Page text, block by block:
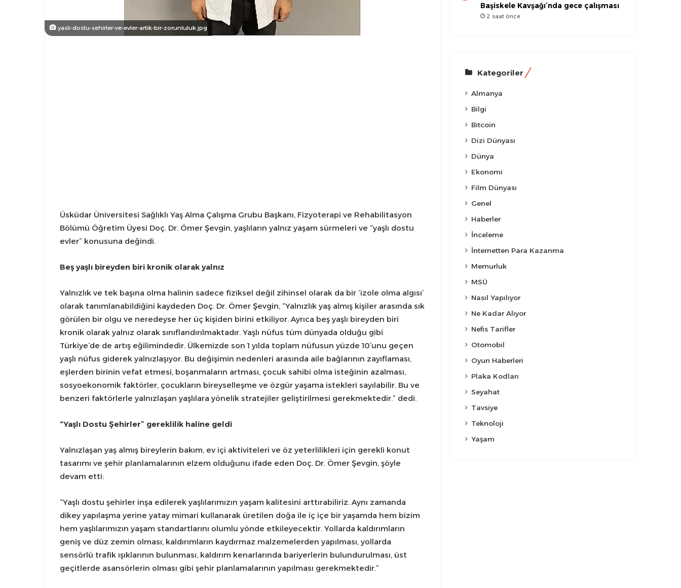
yasli-dostu-sehirler-ve-evler-artik-bir-zorunluluk.jpg
Üsküdar Üniversitesi Sağlıklı Yaş Alma Çalışma Grubu Başkanı, Fizyoterapi ve Rehabilitasyon
Bölümü Öğretim Üyesi Doç. Dr. Ömer Şevgin, yaşlıların yalnız yaşam sürmeleri ve “yaşlı dostu
evler” konusuna değindi.
Beş yaşlı bireyden biri kronik olarak yalnız
Yalnızlık ve tek başına olma halinin sadece fiziksel değil zihinsel olarak da bir ‘izole olma algısı’
olarak tanımlanabildiğini kaydeden Doç. Dr. Ömer Şevgin, “Yalnızlık yaş almış kişiler arasında sık
görülen bir olgu ve neredeyse her üç kişiden birini etkiliyor. Ayrıca beş yaşlı bireyden biri
kronik olarak yalnız olarak sınıflandırılmaktadır. Yaşlı nüfus tüm dünyada olduğu gibi
Türkiye’de de artış eğilimindedir. Ülkemizde son 1 yılda toplam nüfusun yüzde 10’unu geçen
yaşlı nüfus giderek yalnızlaşıyor. Bu değişimin nedenleri arasında aile bağlarının zayıflaması,
eşlerden birinin vefat etmesi, boşanmaların artması, çocuk sahibi olma isteğinin azalması,
sosyoekonomik faktörler, çocukların bireyselleşme ve özgür yaşama istekleri sayılabilir. Bu ve
benzeri faktörlerle yalnızlaşan yaşlılara yönelik stratejiler geliştirilmesi gerekmektedir.” dedi.
“Yaşlı Dostu Şehirler” gereklilik haline geldi
Yalnızlaşan yaş almış bireylerin bakım, ev içi aktiviteleri ve öz yeterlilikleri için gerekli konut
tasarımı ve şehir planlamalarının elzem olduğunu ifade eden Doç. Dr. Ömer Şevgin, şöyle
devam etti:
“Yaşlı dostu şehirler inşa edilerek yaşlılarımızın yaşam kalitesini arttırabiliriz. Aynı zamanda
dikey yapılaşma yerine yatay mimari kullanarak üretilen doğa ile iç içe bir yaşamda hem bizim
hem yaşlılarımızın yaşam standartlarını olumlu yönde etkileyecektir. Yollarda kaldırımların
geniş ve düz zemin olması, kaldırımların kaydırmaz malzemelerden yapılması, yollarda
sensörlü trafik ışıklarının bulunması, kaldırım kenarlarında bariyerlerin bulundurulması, üst
geçitlerde asansörlerin olması gibi şehir planlamalarının yapılması gerekmektedir.”
Başiskele Kavşağı’nda gece çalışması
2 saat önce
Kategoriler
Almanya
Bilgi
Bitcoin
Dizi Dünyası
Dünya
Ekonomi
Film Dünyası
Genel
Haberler
İnceleme
İnternetten Para Kazanma
Memurluk
MSÜ
Nasıl Yapılıyor
Ne Kadar Alıyor
Nefis Tarifler
Otomobil
Oyun Haberleri
Plaka Kodları
Seyahat
Tavsiye
Teknoloji
Yaşam